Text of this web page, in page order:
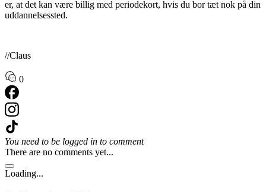
er, at det kan være billig med periodekort, hvis du bor tæt nok på din
uddannelsessted.
//Claus
0
You need to be logged in to comment
There are no comments yet...
Loading...